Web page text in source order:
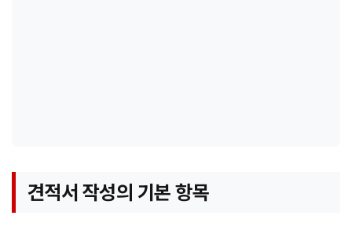
견적서 작성의 기본 항목